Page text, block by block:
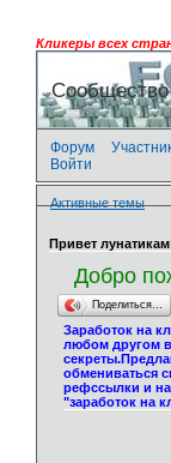
Кликеры всех
Сообщество
Форум
Войти
Активные темы
Привет
Добро
Поделиться…
Заработок на
любом другом
обмениваться
рефссылки и
"заработок на